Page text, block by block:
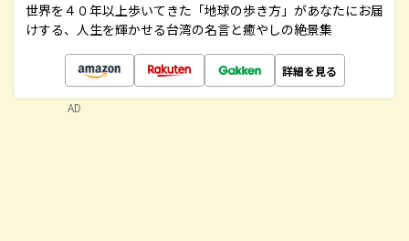
世界を４０年以上歩いてきた「地球の歩き方」があなたにお届
けする、人生を輝かせる台湾の名言と癒やしの絶景集
詳細を見る
AD